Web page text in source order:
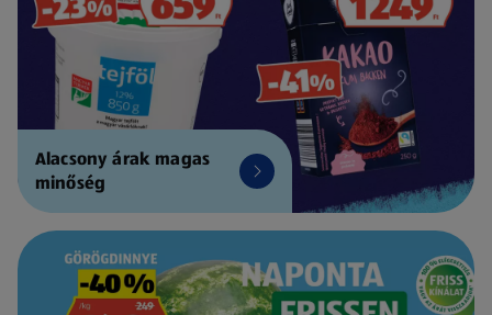
Alacsony árak magas
minőség